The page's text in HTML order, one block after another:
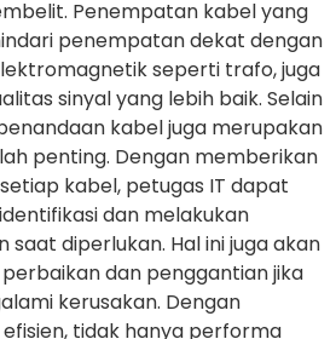
Penempatan kabel yang
penempatan dekat dengan
seperti trafo, juga
sinyal yang lebih baik. Selain
kabel juga merupakan
penting. Dengan memberikan
kabel, petugas IT dapat
dan melakukan
saat diperlukan. Hal ini juga akan
dan penggantian jika
kerusakan. Dengan
tidak hanya performa